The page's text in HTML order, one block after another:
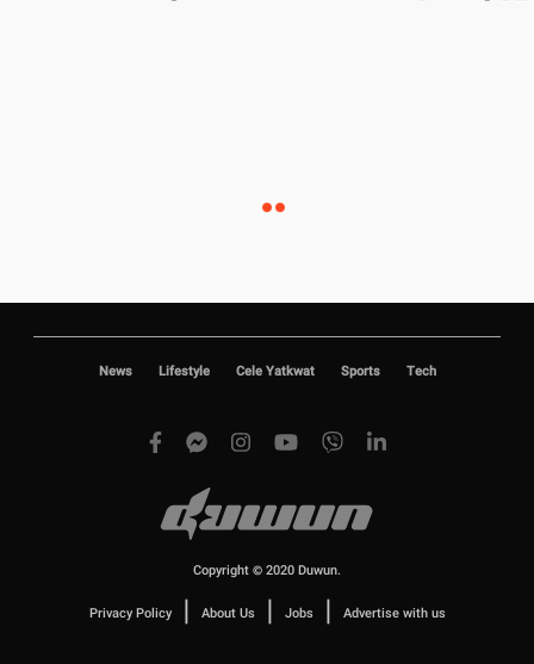
News Lifestyle Cele Yatkwat Sports Tech
Copyright © 2020 Duwun.
Privacy Policy | About Us | Jobs | Advertise with us